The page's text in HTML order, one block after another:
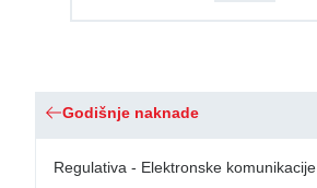
Godišnje naknade
Regulativa - Elektronske komunikacije